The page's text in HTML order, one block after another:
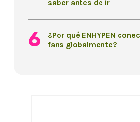
saber antes de ir
¿Por qué ENHYPEN
fans globalmente?